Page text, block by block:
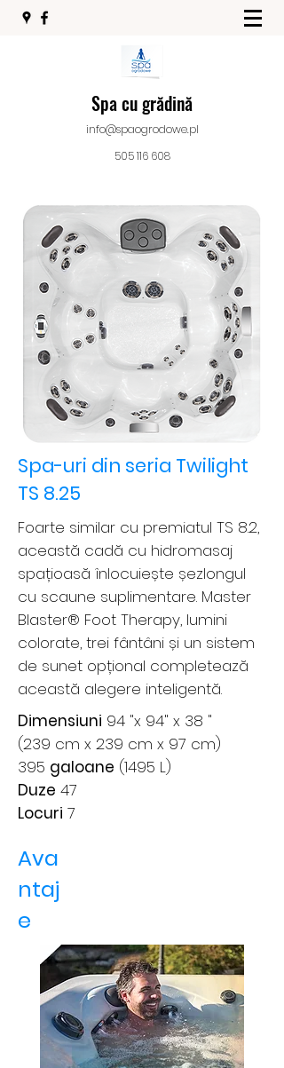
Spa cu grădină
info@spaogrodowe.pl
505 116 608
Spa-uri din seria Twilight
TS 8.25
Foarte similar cu premiatul TS 8.2,
această cadă cu hidromasaj
spațioasă înlocuiește șezlongul
cu scaune suplimentare. Master
Blaster® Foot Therapy, lumini
colorate, trei fântâni și un sistem
de sunet opțional completează
această alegere inteligentă.
Dimensiuni 94 "x 94" x 38 "
(239 cm x 239 cm x 97 cm)
395 galoane (1495 L)
Duze 47
Locuri 7
Ava
ntaj
e